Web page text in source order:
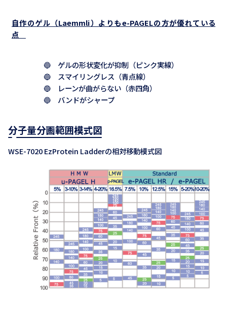
自作のゲル（Laemmli）よりもe-PAGELの方が優れている
点
🔵 ゲルの形状変化が抑制（ピンク実線）
🔵 スマイリングレス（青点線）
🔵 レーンが曲がらない（赤四角）
🔵 バンドがシャープ
分子量分画範囲模式図
WSE-7020 EzProtein Ladderの相対移動模式図